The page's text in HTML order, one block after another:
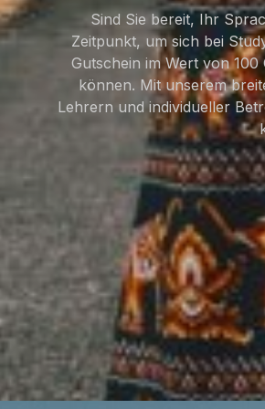
Sind Sie bereit, Ihr
Zeitpunkt, um sich bei
Gutschein im Wert von
können. Mit unserem
Lehrern und individueller